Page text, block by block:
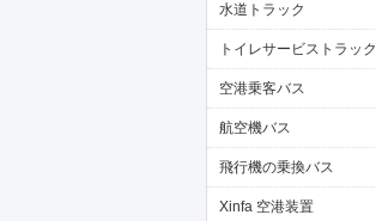
水道トラック
トイレサービストラック
空港乗客バス
航空機バス
飛行機の乗換バス
Xinfa 空港装置